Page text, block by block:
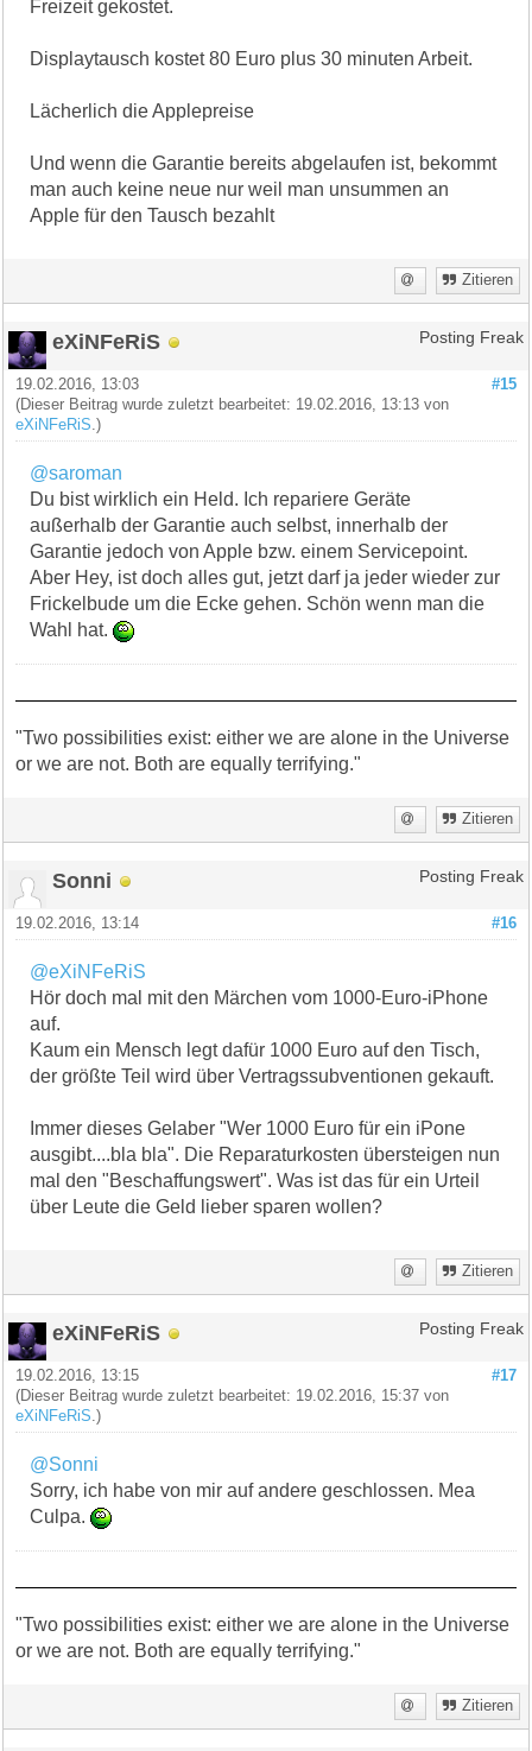
Freizeit gekostet.
Displaytausch kostet 80 Euro plus 30 minuten Arbeit.
Lächerlich die Applepreise
Und wenn die Garantie bereits abgelaufen ist, bekommt
man auch keine neue nur weil man unsummen an
Apple für den Tausch bezahlt
Zitieren
eXiNFeRiS Posting Freak
#15
19.02.2016, 13:03
(Dieser Beitrag wurde zuletzt bearbeitet: 19.02.2016, 13:13 von
eXiNFeRiS.)
@saroman
Du bist wirklich ein Held. Ich repariere Geräte
außerhalb der Garantie auch selbst, innerhalb der
Garantie jedoch von Apple bzw. einem Servicepoint.
Aber Hey, ist doch alles gut, jetzt darf ja jeder wieder zur
Frickelbude um die Ecke gehen. Schön wenn man die
Wahl hat.
"Two possibilities exist: either we are alone in the Universe
or we are not. Both are equally terrifying."
Zitieren
Sonni Posting Freak
#16
19.02.2016, 13:14
@eXiNFeRiS
Hör doch mal mit den Märchen vom 1000-Euro-iPhone
auf.
Kaum ein Mensch legt dafür 1000 Euro auf den Tisch,
der größte Teil wird über Vertragssubventionen gekauft.
Immer dieses Gelaber "Wer 1000 Euro für ein iPone
ausgibt....bla bla". Die Reparaturkosten übersteigen nun
mal den "Beschaffungswert". Was ist das für ein Urteil
über Leute die Geld lieber sparen wollen?
Zitieren
eXiNFeRiS Posting Freak
#17
19.02.2016, 13:15
(Dieser Beitrag wurde zuletzt bearbeitet: 19.02.2016, 15:37 von
eXiNFeRiS.)
@Sonni
Sorry, ich habe von mir auf andere geschlossen. Mea
Culpa.
"Two possibilities exist: either we are alone in the Universe
or we are not. Both are equally terrifying."
Zitieren